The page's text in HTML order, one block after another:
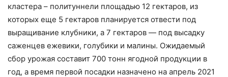
кластера – политуннели площадью 12 гектаров, из
которых еще 5 гектаров планируется отвести под
выращивание клубники, а 7 гектаров — под высадку
саженцев ежевики, голубики и малины. Ожидаемый
сбор урожая составит 700 тонн ягодной продукции в
год, а время первой посадки назначено на апрель 2021